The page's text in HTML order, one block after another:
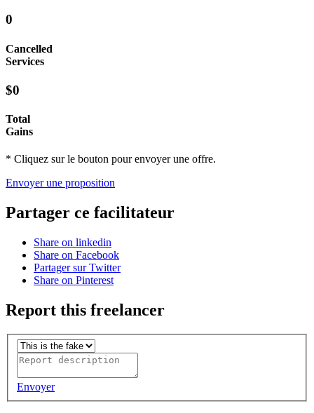
0
Cancelled
Services
$0
Total
Gains
* Cliquez sur le bouton pour envoyer une offre.
Envoyer une proposition
Partager ce facilitateur
Share on linkedin
Share on Facebook
Partager sur Twitter
Share on Pinterest
Report this freelancer
Envoyer